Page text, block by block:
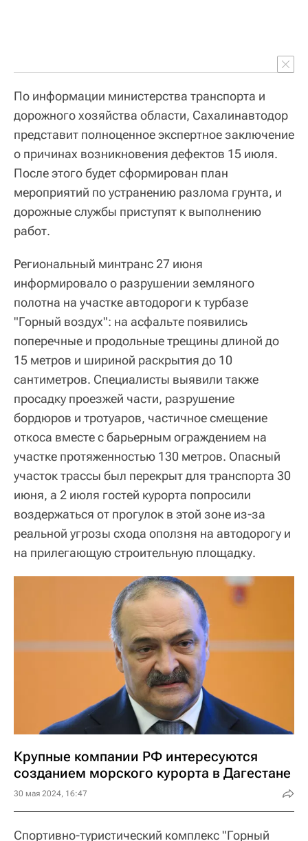
По информации министерства транспорта и
дорожного хозяйства области, Сахалинавтодор
представит полноценное экспертное заключение
о причинах возникновения дефектов 15 июля.
После этого будет сформирован план
мероприятий по устранению разлома грунта, и
дорожные службы приступят к выполнению
работ.
Региональный минтранс 27 июня
информировало о разрушении земляного
полотна на участке автодороги к турбазе
"Горный воздух": на асфальте появились
поперечные и продольные трещины длиной до
15 метров и шириной раскрытия до 10
сантиметров. Специалисты выявили также
просадку проезжей части, разрушение
бордюров и тротуаров, частичное смещение
откоса вместе с барьерным ограждением на
участке протяженностью 130 метров. Опасный
участок трассы был перекрыт для транспорта 30
июня, а 2 июля гостей курорта попросили
воздержаться от прогулок в этой зоне из-за
реальной угрозы схода оползня на автодорогу и
на прилегающую строительную площадку.
Крупные компании РФ интересуются
созданием морского курорта в Дагестане
30 мая 2024, 16:47
Спортивно-туристический комплекс "Горный